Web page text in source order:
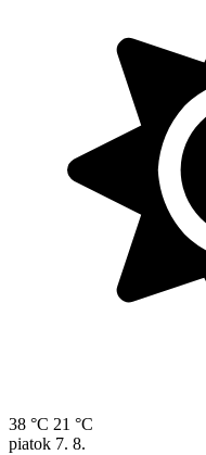
38 °C 21 °C
piatok 7. 8.